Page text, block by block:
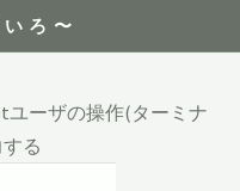
ろ〜
ユーザの操作(ターミナ
る